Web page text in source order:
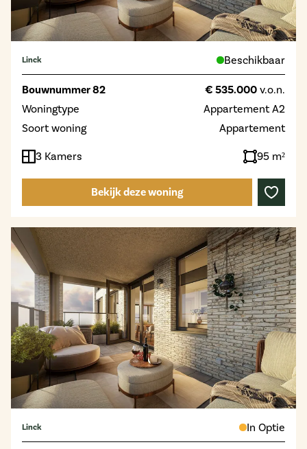
Linck Beschikbaar
Bouwnummer 82 € 535.000 v.o.n.
Woningtype
Appartement A2
Soort woning
Appartement
3 Kamers 95 m²
Bekijk deze woning
Linck In Optie